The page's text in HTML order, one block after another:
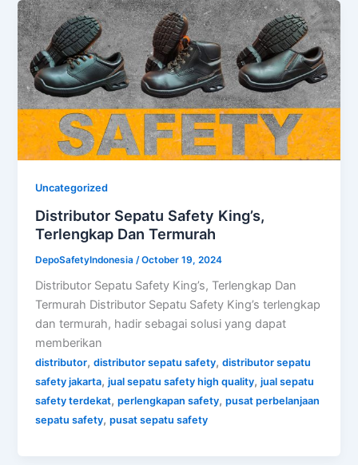
Uncategorized
Distributor Sepatu Safety King’s,
Terlengkap Dan Termurah
DepoSafetyIndonesia /October 19, 2024
Distributor Sepatu Safety King’s, Terlengkap Dan
Termurah Distributor Sepatu Safety King’s terlengkap
dan termurah, hadir sebagai solusi yang dapat
memberikan
distributor,distributor sepatu safety,distributor sepatu
safety jakarta,jual sepatu safety high quality,jual sepatu
safety terdekat,perlengkapan safety,pusat perbelanjaan
sepatu safety,pusat sepatu safety